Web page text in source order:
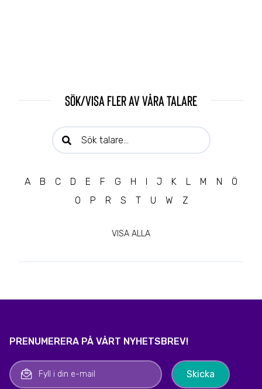
Sök/visa fler av våra talare
Sök talare:
A B C D E F G H I J K L M N
Ö
O
P R S T U W Z
VISA ALLA
PRENUMERERA PÅ VÅRT NYHETSBREV!